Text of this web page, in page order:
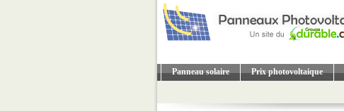
Panneau solaire Prix photovoltaique